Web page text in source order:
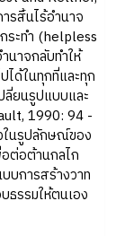
รสิ้นไร้อำนาจ
ระทำ (helpless
นาจกลับทำให้
ด้ในทุกที่และทุก
ลี่ยนรูปแบบและ
1990: 94 -
ในรูปลักษณ์ของ
ต่อต้านกลไก
บการสร้างวาท
ธรรมให้ตนเอง